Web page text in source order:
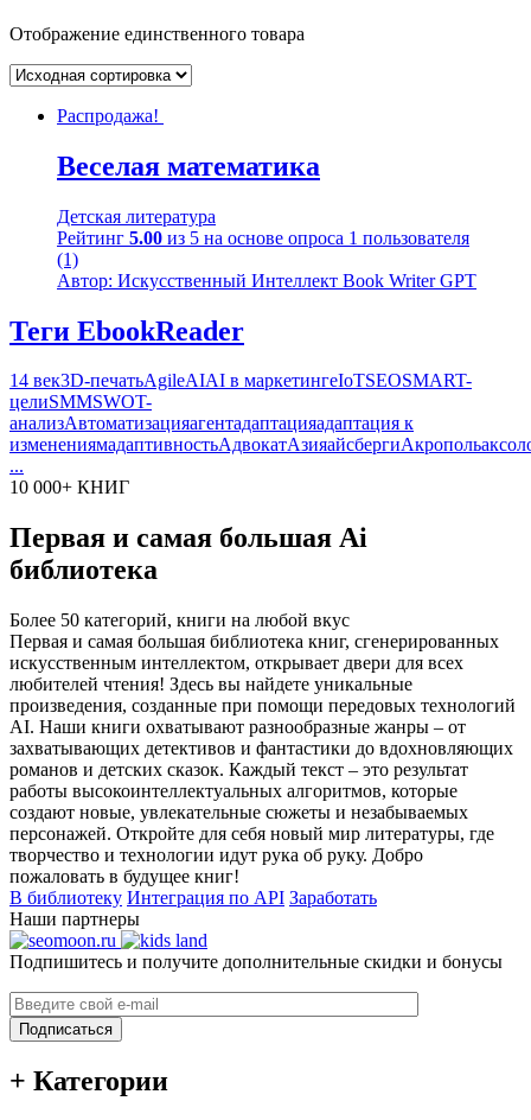
Отображение единственного товара
Распродажа!
Веселая математика
Детская литература
Рейтинг 5.00 из 5 на основе опроса 1 пользователя
(1)
Автор: Искусственный Интеллект Book Writer GPT
Теги EbookReader
14 век3D-печатьAgileAIAI в маркетингеIoTSEOSMART-
целиSMMSWOT-
анализАвтоматизацияагентадаптацияадаптация к
изменениямадаптивностьАдвокатАзияайсбергиАкрополь
...
10 000+ КНИГ
Первая и самая большая Ai
библиотека
Более 50 категорий, книги на любой вкус
Первая и самая большая библиотека книг, сгенерированных
искусственным интеллектом, открывает двери для всех
любителей чтения! Здесь вы найдете уникальные
произведения, созданные при помощи передовых технологий
AI. Наши книги охватывают разнообразные жанры – от
захватывающих детективов и фантастики до вдохновляющих
романов и детских сказок. Каждый текст – это результат
работы высокоинтеллектуальных алгоритмов, которые
создают новые, увлекательные сюжеты и незабываемых
персонажей. Откройте для себя новый мир литературы, где
творчество и технологии идут рука об руку. Добро
пожаловать в будущее книг!
В библиотеку Интеграция по API Заработать
Наши партнеры
Подпишитесь и получите дополнительные скидки и бонусы
Подписаться
+ Категории